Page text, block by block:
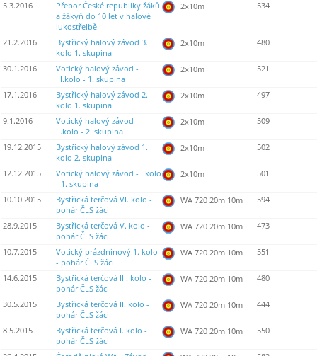
5.3.2016
Přebor České republiky žáků
a žákyň do 10 let v halové
lukostřelbě
2x10m 534
21.2.2016
Bystřický halový závod 3.
kolo 1. skupina
2x10m 480
30.1.2016
Votický halový závod -
III.kolo - 1. skupina
2x10m 521
17.1.2016
Bystřický halový závod 2.
kolo 1. skupina
2x10m 497
9.1.2016
Votický halový závod -
II.kolo - 2. skupina
2x10m 509
19.12.2015
Bystřický halový závod 1.
kolo 2. skupina
2x10m 502
12.12.2015
Votický halový závod - I.kolo
- 1. skupina
2x10m 501
10.10.2015
Bystřická terčová VI. kolo -
pohár ČLS žáci
WA 720 20m 10m 594
28.9.2015
Bystřická terčová V. kolo -
pohár ČLS žáci
WA 720 20m 10m 473
10.7.2015
Votický prázdninový 1. kolo
- pohár ČLS žáci
WA 720 20m 10m 551
14.6.2015
Bystřická terčová III. kolo -
pohár ČLS žáci
WA 720 20m 10m 480
30.5.2015
Bystřická terčová II. kolo -
pohár ČLS žáci
WA 720 20m 10m 444
8.5.2015
Bystřická terčová I. kolo -
pohár ČLS žáci
WA 720 20m 10m 550